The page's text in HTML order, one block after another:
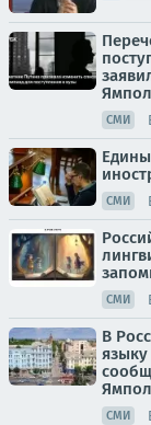
СМИ
СМИ
СМИ
В
СМИ